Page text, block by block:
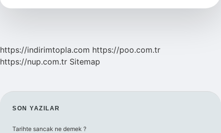
https://indirimtopla.com https://poo.com.tr
https://nup.com.tr Sitemap
SIDEBAR
SON YAZILAR
Tarihte sancak ne demek ?